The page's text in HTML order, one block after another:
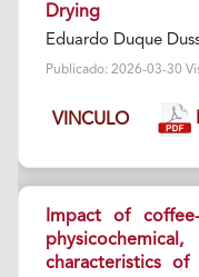
Drying
Eduardo Duque
Publicado: 2026-03-30
VINCULO
Impact of
characteristics